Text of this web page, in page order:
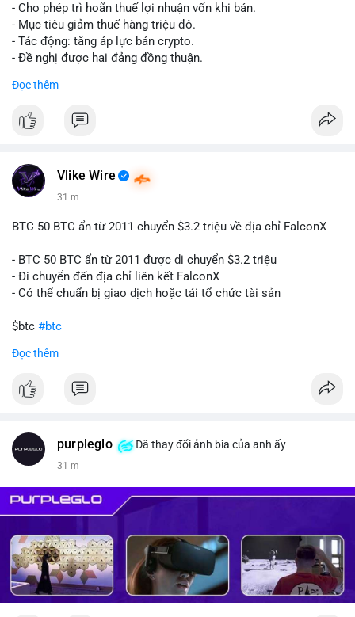
tái cơ cấu danh mục trước phiên giao dịch Âu-Mỹ. Tâm lý thị
trường có thể dao động nhẹ khi nhà đầu tư nhỏ lẻ theo dõi
động thái này.
và điểm đến của số BTC này trong 2-4 giờ tới. Nếu dòng tiền
phòng thủ. Nếu vào ví lạnh, có thể duy trì chiến lược nắm giữ
#160btc #vilanh #thanhkhoansan
- Cho phép trì hoãn thuế lợi nhuận vốn khi bán.
- Mục tiêu giảm thuế hàng triệu đô.
- Tác động: tăng áp lực bán crypto.
- Đề nghị được hai đảng đồng thuận.
📰 Nguồn: Cointelegraph
Đọc thêm
Vlike Wire
31 m
BTC 50 BTC ẩn từ 2011 chuyển $3.2 triệu về địa chỉ FalconX
- BTC 50 BTC ẩn từ 2011 được di chuyển $3.2 triệu
- Đi chuyển đến địa chỉ liên kết FalconX
- Có thể chuẩn bị giao dịch hoặc tái tổ chức tài sản
$btc #btc
#vlikevn
📰 Nguồn: CoinDesk
Đọc thêm
purpleglo Đã thay đổi ảnh bìa của anh ấy
31 m